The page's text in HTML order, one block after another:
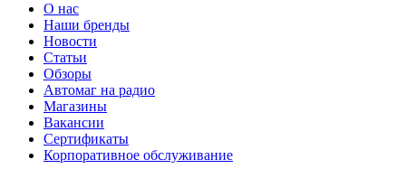
О нас
Наши бренды
Новости
Статьи
Обзоры
Автомаг на радио
Магазины
Вакансии
Сертификаты
Корпоративное обслуживание